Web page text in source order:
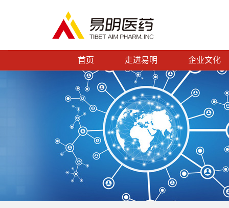
首页 走进易明 企业文化